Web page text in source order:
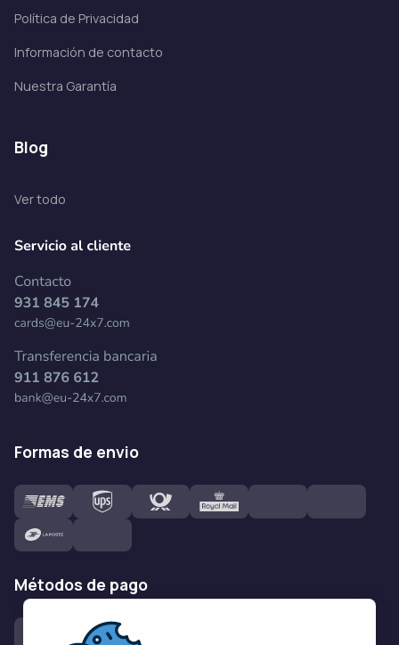
Política de Privacidad
Información de contacto
Nuestra Garantía
blog
Ver todo
formas de envio
métodos de pago